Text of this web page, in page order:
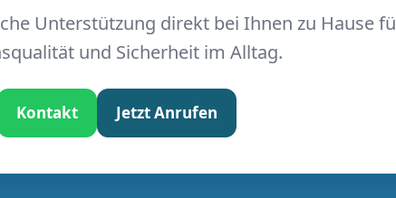
Unterstützung direkt bei Ihnen zu Hause
und Sicherheit im Alltag.
Kontakt Jetzt Anrufen